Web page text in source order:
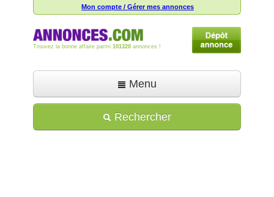
Mon compte / Gérer mes annonces
Trouvez la bonne affaire parmi 101320 annonces !
Menu
Déposer une annonce
Rechercher